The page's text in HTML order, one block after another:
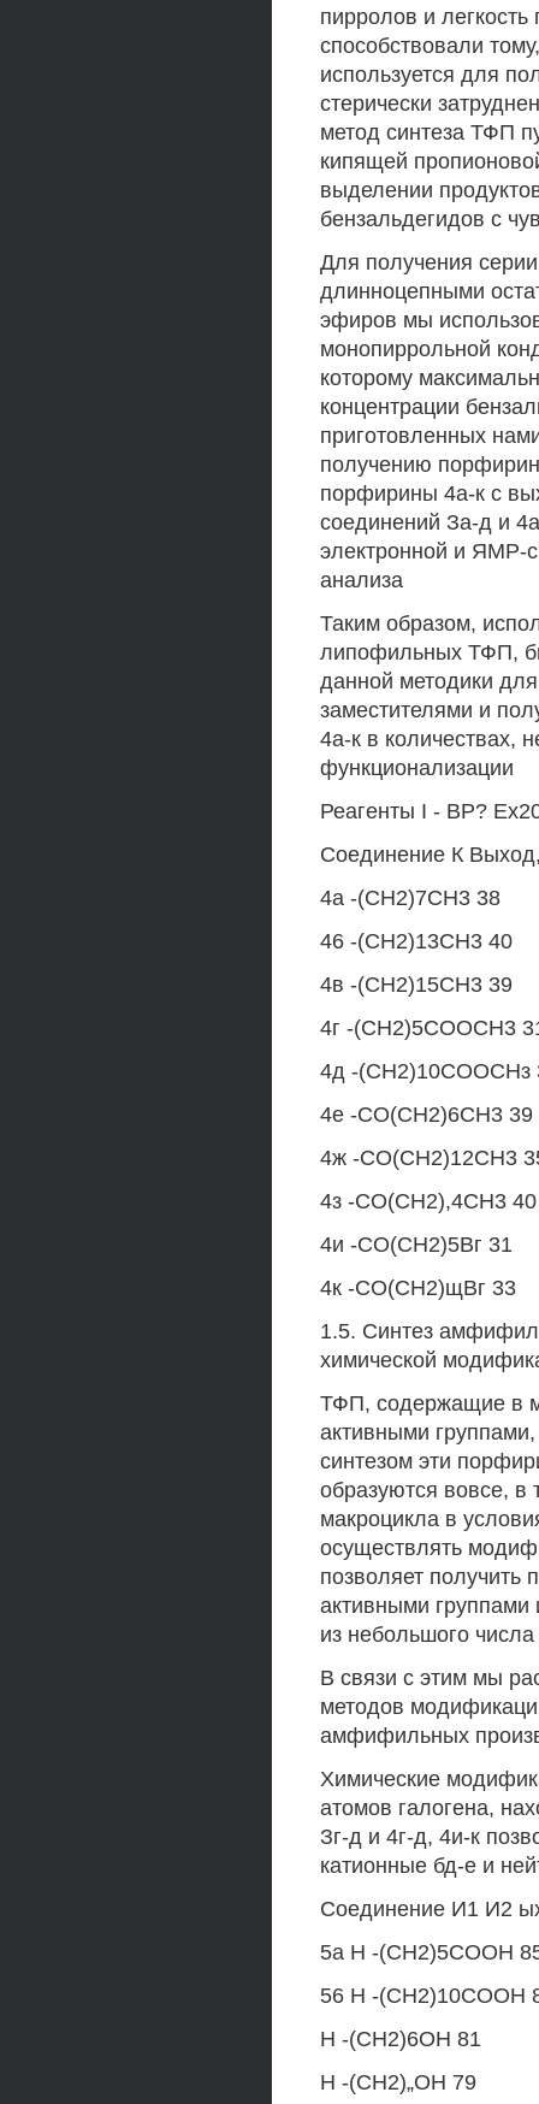
пирролов и
способствовали
используется для
стерически
метод синтеза ТФП
кипящей
выделении
бензальдегидов с
Для получения
длинноцепными
эфиров мы
монопиррольной
которому
концентрации
приготовленных
получению
порфирины 4а-к с
соединений За-д и
электронной и ЯМР-
анализа
Таким образом,
липофильных ТФП,
данной методики
заместителями и
4а-к в количествах,
функционализации
Реагенты I - ВР?
Соединение К
4а -(СН2)7СН3 38
46 -(СН2)13СН3 40
4в -(СН2)15СН3 39
4г -(СН2)5СООСН3
4д -(СН2)10СООСНз
4е -СО(СН2)6СН3 39
4ж -СО(СН2)12СН3
4з -СО(СН2),4СН3 40
4и -СО(СН2)5Вг 31
4к -СО(СН2)щВг 33
1.5. Синтез
химической
ТФП, содержащие в
активными
синтезом эти
образуются вовсе, в
макроцикла в
осуществлять
позволяет
активными
из небольшого
В связи с этим мы
методов
амфифильных
Химические
атомов галогена,
Зг-д и 4г-д, 4и-к
катионные бд-е и
Соединение И1 И2
5а Н -(СН2)5СООН
56 Н -(СН2)10СООН
Н -(СН2)6ОН 81
Н -(СН2)„ОН 79